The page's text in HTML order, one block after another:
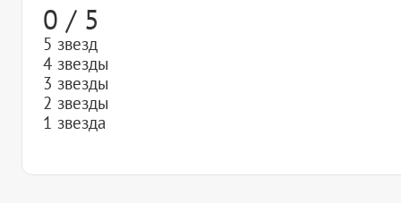
0 / 5
5 звезд
4 звезды
3 звезды
2 звезды
1 звезда